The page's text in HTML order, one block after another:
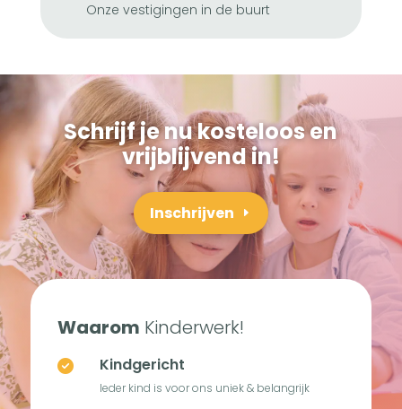
Onze vestigingen in de buurt
Schrijf je nu kosteloos en
vrijblijvend in!
Inschrijven
Waarom Kinderwerk!
 Kindgericht
Ieder kind is voor ons uniek & belangrijk